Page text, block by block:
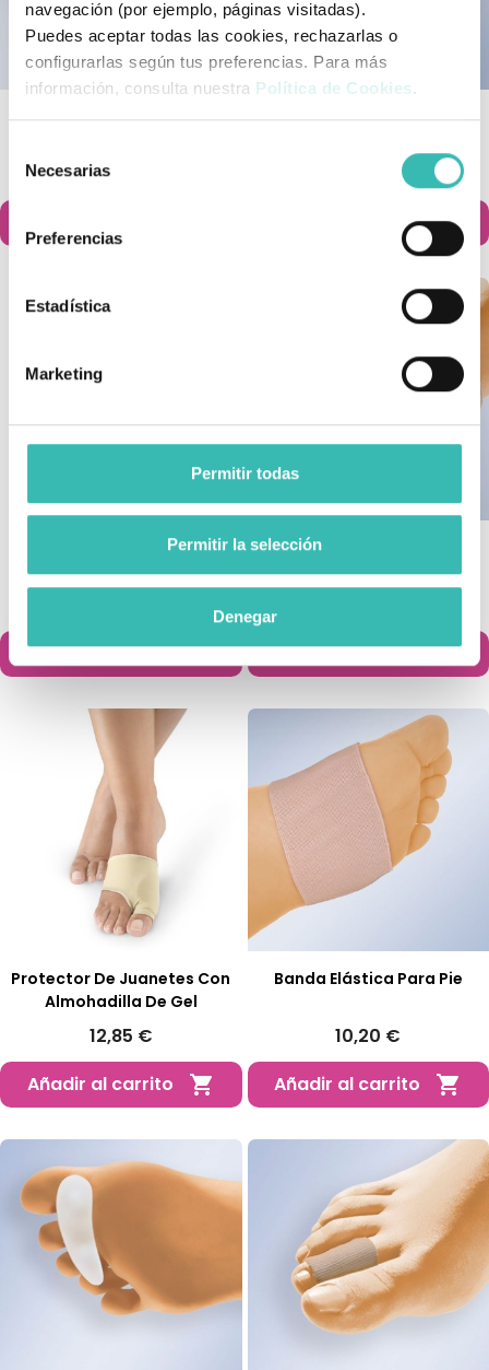
navegación (por ejemplo, páginas visitadas).
Puedes aceptar todas las cookies, rechazarlas o
configurarlas según tus preferencias. Para más
información, consulta nuestra Política de Cookies .
consentimiento
Necesarias
Preferencias
Estadística
Marketing
Permitir todas
Permitir la selección
Denegar
Mini Bandas Plantares De
14,99 €
Protector De Juanete De
Añadir al carrito 
Almohadillas Metatarsales
De Gel Y Tejido
Añadir al carrito 
Banda Elástica Con Gel
Añadir al carrito 
Protector De Juanetes Con
Almohadilla De Gel
12,85 €
Añadir al carrito

Banda Elástica Para Pie
10,20 €
Añadir al carrito
